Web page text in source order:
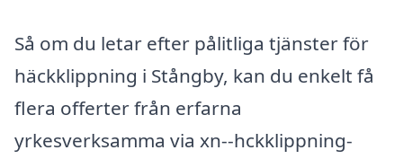
Så om du letar efter pålitliga tjänster för
häckklippning i Stångby, kan du enkelt få
flera offerter från erfarna
yrkesverksamma via xn--hckklippning-